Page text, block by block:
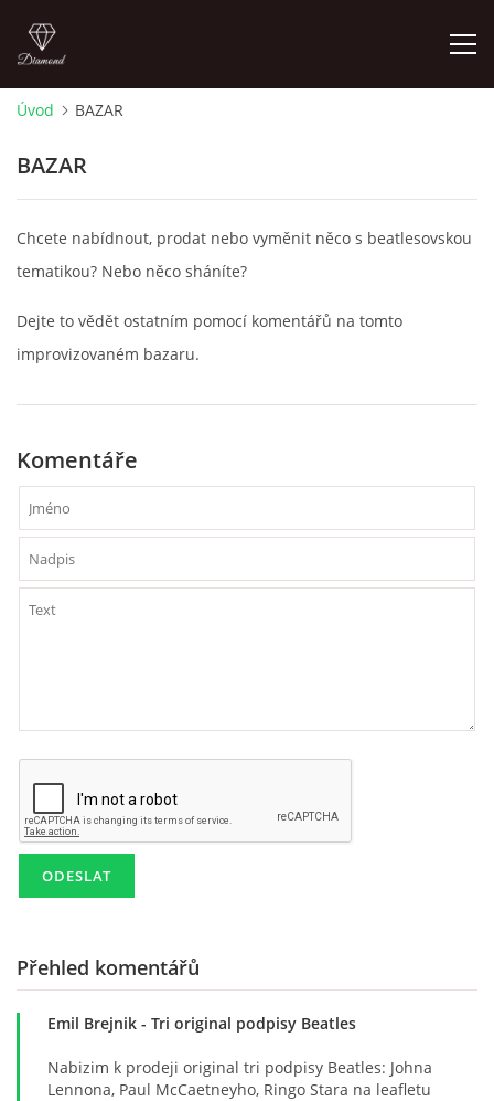
ÚVOD
HISTORIE - JAK TO ZAČALO
HISTORIE - BEATLEMANIE
HISTORIE - SERŽANT PEPŘ
HISTORIE - KONEC LEGENDY
HISTORIE - ...PO BEATLES
NÁSTROJE - LENNON
NÁSTROJE - HARRISON
NÁSTROJE - HARRISON II
NÁSTROJE - ZESILOVAČE/KOMBA
NÁSTROJE - PEDÁLY
Úvod BAZAR
BAZAR
Chcete nabídnout, prodat nebo vyměnit něco s beatlesovskou
tematikou? Nebo něco sháníte?
Dejte to vědět ostatním pomocí komentářů na tomto
improvizovaném bazaru.
Komentáře
Přehled komentářů
Emil Brejnik - Tri original podpisy Beatles
Nabizim k prodeji original tri podpisy Beatles: Johna
Lennona, Paul McCaetneyho, Ringo Stara na leafletu